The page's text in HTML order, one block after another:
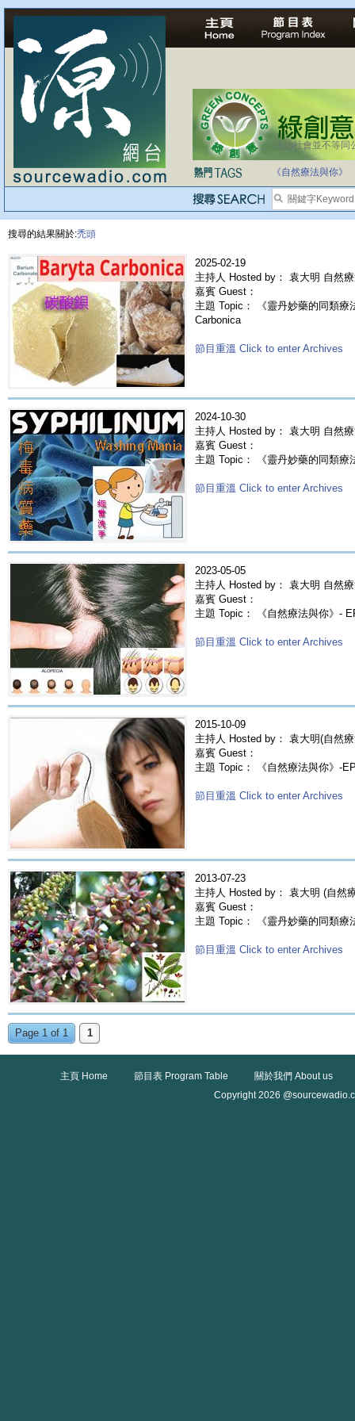
法治社會並不等同
自家教育合法化-
《自然療法與你》
搜尋的結果關於:禿頭
2025-02-19
主持人 Hosted by： 袁大明 自然
嘉賓 Guest：
主題 Topic： 《靈丹妙藥的同類療
Carbonica
節目重溫 Click to enter Archives
2024-10-30
主持人 Hosted by： 袁大明 自然
嘉賓 Guest：
主題 Topic： 《靈丹妙藥的同類
節目重溫 Click to enter Archives
2023-05-05
主持人 Hosted by： 袁大明 自然
嘉賓 Guest：
主題 Topic： 《自然療法與你》-
節目重溫 Click to enter Archives
2015-10-09
主持人 Hosted by： 袁大明(自然
嘉賓 Guest：
主題 Topic： 《自然療法與你》-
節目重溫 Click to enter Archives
2013-07-23
主持人 Hosted by： 袁大明 (自然
嘉賓 Guest：
主題 Topic： 《靈丹妙藥的同類
節目重溫 Click to enter Archives
Page 1 of 1 1
主頁 Home 節目表 Program Table
關於我們 About us
Copyright 2026